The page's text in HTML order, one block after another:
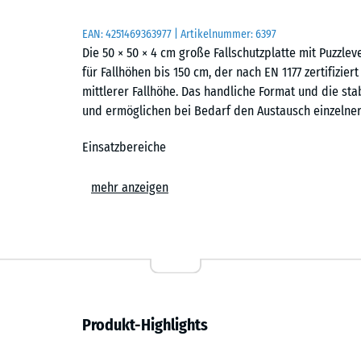
EAN:4251469363977 | Artikelnummer:6397
Die 50 × 50 × 4 cm große Fallschutzplatte mit
für Fallhöhen bis 150 cm, der nach EN 1177
mittlerer Fallhöhe. Das handliche Format und die
und ermöglichen bei Bedarf den Austausch
Einsatzbereiche
Die 4 cm starke Fallschutzplatte wird überall dort
Aufbau und Material
Die Fallschutzplatte besteht aus PU-gebundenem
und bezeichnet Gummigranulat aus recycelten
mehr anzeigen
Produkt-Highlights